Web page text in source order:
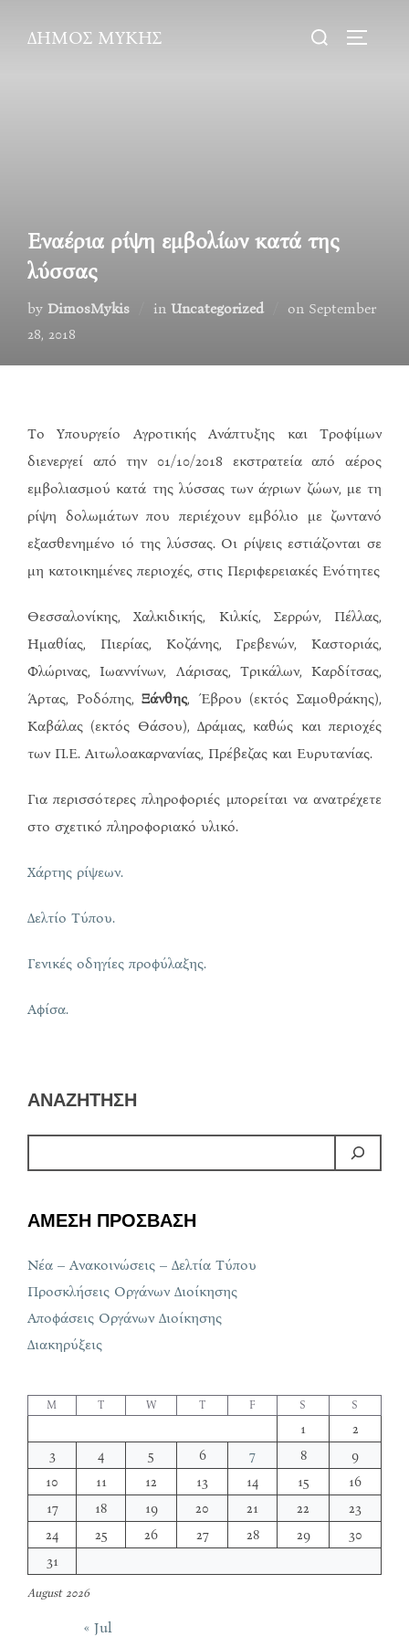
ΔΗΜΟΣ ΜΥΚΗΣ
Search
Εναέρια ρίψη εμβολίων κατά της
λύσσας
by DimosMykis in Uncategorized on Posted
September
28, 2018
Το Υπουργείο Αγροτικής Ανάπτυξης και Τροφίμων
διενεργεί από την 01/10/2018 εκστρατεία από αέρος
εμβολιασμού κατά της λύσσας των άγριων ζώων, με τη
ρίψη δολωμάτων που περιέχουν εμβόλιο με ζωντανό
εξασθενημένο ιό της λύσσας. Οι ρίψεις εστιάζονται σε
μη κατοικημένες περιοχές, στις Περιφερειακές Ενότητες
Θεσσαλονίκης, Χαλκιδικής, Κιλκίς, Σερρών, Πέλλας,
Ημαθίας, Πιερίας, Κοζάνης, Γρεβενών, Καστοριάς,
Φλώρινας, Ιωαννίνων, Λάρισας, Τρικάλων, Καρδίτσας,
Άρτας, Ροδόπης,Ξάνθης, Έβρου (εκτός Σαμοθράκης),
Καβάλας (εκτός Θάσου), Δράμας, καθώς και περιοχές
των Π.Ε. Αιτωλοακαρνανίας, Πρέβεζας και Ευρυτανίας.
Για περισσότερες πληροφοριές μπορείται να ανατρέχετε
στο σχετικό πληροφοριακό υλικό.
Χάρτης ρίψεων.
Δελτίο Τύπου.
Γενικές οδηγίες προφύλαξης.
Αφίσα.
ΑΝΑΖΗΤΗΣΗ
ΑΜΕΣΗ ΠΡΟΣΒΑΣΗ
Νέα – Ανακοινώσεις – Δελτία Τύπου
Προσκλήσεις Οργάνων Διοίκησης
Αποφάσεις Οργάνων Διοίκησης
Διακηρύξεις
August 2026
M T W T F S S
1
2
3
4 5 6 7 8
9
10
11 12 13 14 15
16
17
18 19 20 21 22
23
24
25 26 27 28 29
30
31
« Jul